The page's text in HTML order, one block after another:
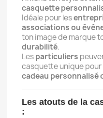
Ajouter à ma
add_circle_outline Créer une nouvelle
Créer une liste
Nom de la liste d'envies
Connexion
Vous devez être
à votre liste d'envies.
casquette
Idéale pour les
associations ou
ton image de marque
durabilité.
Lesparticuliers
casquette unique pour
cadeau personnalisé
Les atouts de la
: